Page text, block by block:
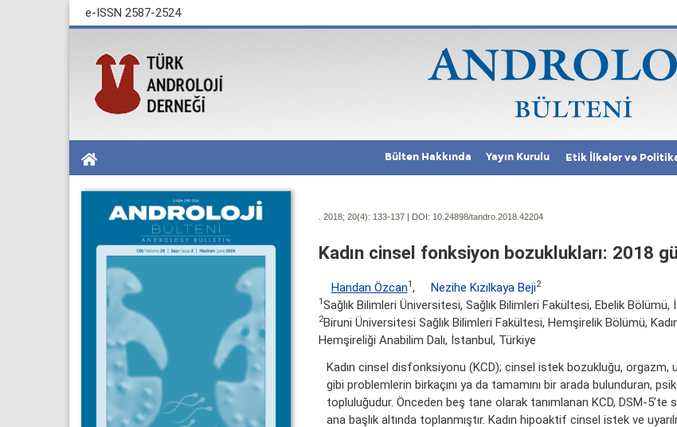
e-ISSN 2587-2524
Bülten Hakkında Yayın Kurulu Etik İlkeler ve
. 2018; 20(4): 133-137 | DOI: 10.24898/tandro.2018.42204
Kadın cinsel fonksiyon bozuklukları: 2018
Handan Özcan1 , Nezihe Kızılkaya Beji2
1 Sağlık Bilimleri Üniversitesi, Sağlık Bilimleri Fakültesi, Ebelik Bölümü,
2Biruni Üniversitesi Sağlık Bilimleri Fakültesi, Hemşirelik Bölümü, Kadın
Hemşireliği Anabilim Dalı, İstanbul, Türkiye
Kadın cinsel disfonksiyonu (KCD); cinsel istek bozukluğu, orgazm,
gibi problemlerin birkaçını ya da tamamını bir arada bulunduran,
topluluğudur. Önceden beş tane olarak tanımlanan KCD, DSM-5’te
ana başlık altında toplanmıştır. Kadın hipoaktif cinsel istek ve